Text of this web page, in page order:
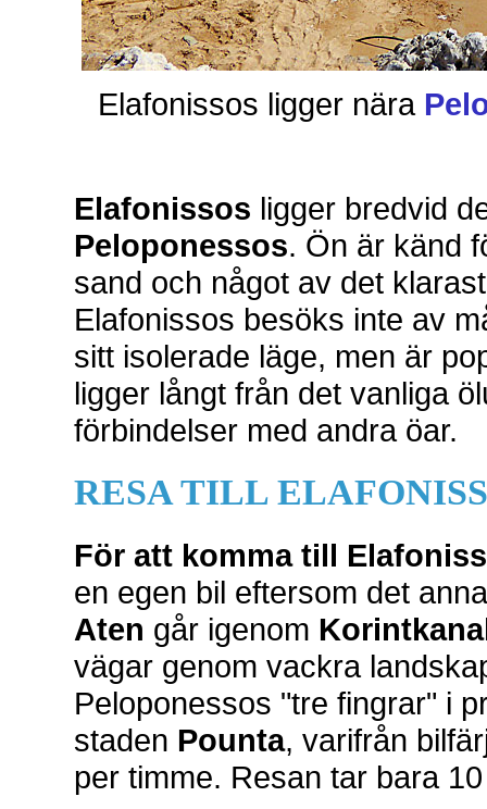
Elafonissos ligger nära
Elafonissos ligger bredvid
Peloponessos. Ön är känd
sand och något av det
Elafonissos besöks inte av
sitt isolerade läge, men är
ligger långt från det vanliga
förbindelser med andra öar.
RESA TILL
För att komma till
en egen bil eftersom det
Aten går igenom
vägar genom vackra
Peloponessos "tre fingrar" i
staden Pounta, varifrån
per timme. Resan tar bara